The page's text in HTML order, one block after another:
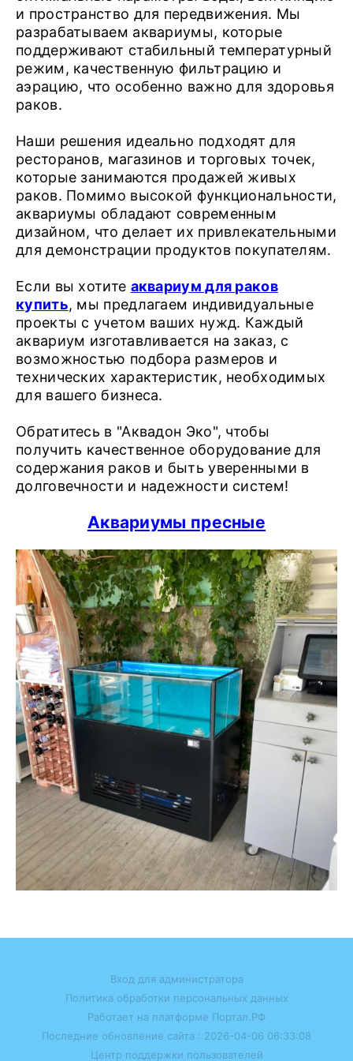
и пространство для передвижения. Мы
разрабатываем аквариумы, которые
поддерживают стабильный температурный
режим, качественную фильтрацию и
аэрацию, что особенно важно для здоровья
раков.
Наши решения идеально подходят для
ресторанов, магазинов и торговых точек,
которые занимаются продажей живых
раков. Помимо высокой функциональности,
аквариумы обладают современным
дизайном, что делает их привлекательными
для демонстрации продуктов покупателям.
Если вы хотите аквариум для раков
купить, мы предлагаем индивидуальные
проекты с учетом ваших нужд. Каждый
аквариум изготавливается на заказ, с
возможностью подбора размеров и
технических характеристик, необходимых
для вашего бизнеса.
Обратитесь в "Аквадон Эко", чтобы
получить качественное оборудование для
содержания раков и быть уверенными в
долговечности и надежности систем!
Аквариумы пресные
Вход для администратора
Политика обработки персональных данных
Работает на платформе Портал.РФ
Последние обновление сайта : 2026-04-06 06:33:08
Центр поддержки пользователей